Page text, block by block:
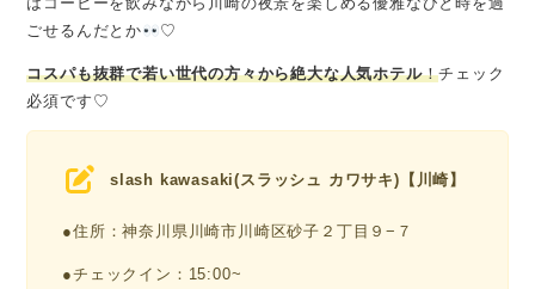
ごせるんだとか
♡
コスパも抜群で若い世代の方々から絶大な人気ホテル！チェック
必須です♡
slash kawasaki(スラッシュ カワサキ)【川崎】
●住所：神奈川県川崎市川崎区砂子２丁目９−７
●チェックイン：15:00~